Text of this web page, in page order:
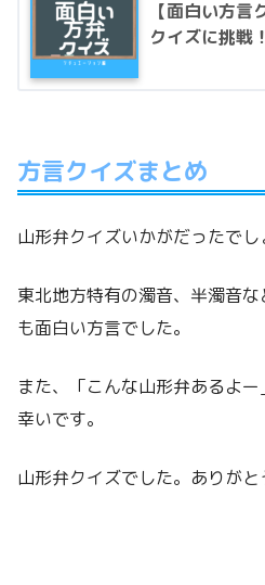
【面白い方
クイズに挑戦！
方言クイズまとめ
山形弁クイズいかがだったでし
東北地方特有の濁音、半濁音
も面白い方言でした。
また、「こんな山形弁あるよ
幸いです。
山形弁クイズでした。ありがと